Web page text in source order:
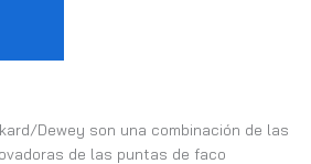
Dewey son una combinación de las
de las puntas de faco